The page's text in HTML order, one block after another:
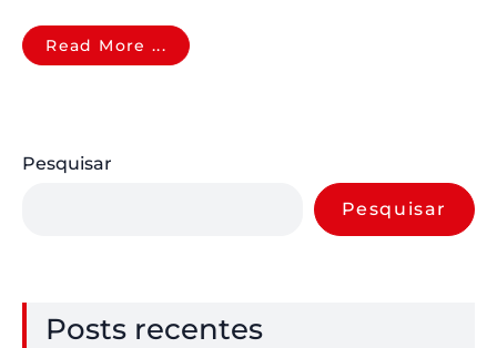
Read More ...
Pesquisar
Pesquisar
Posts recentes